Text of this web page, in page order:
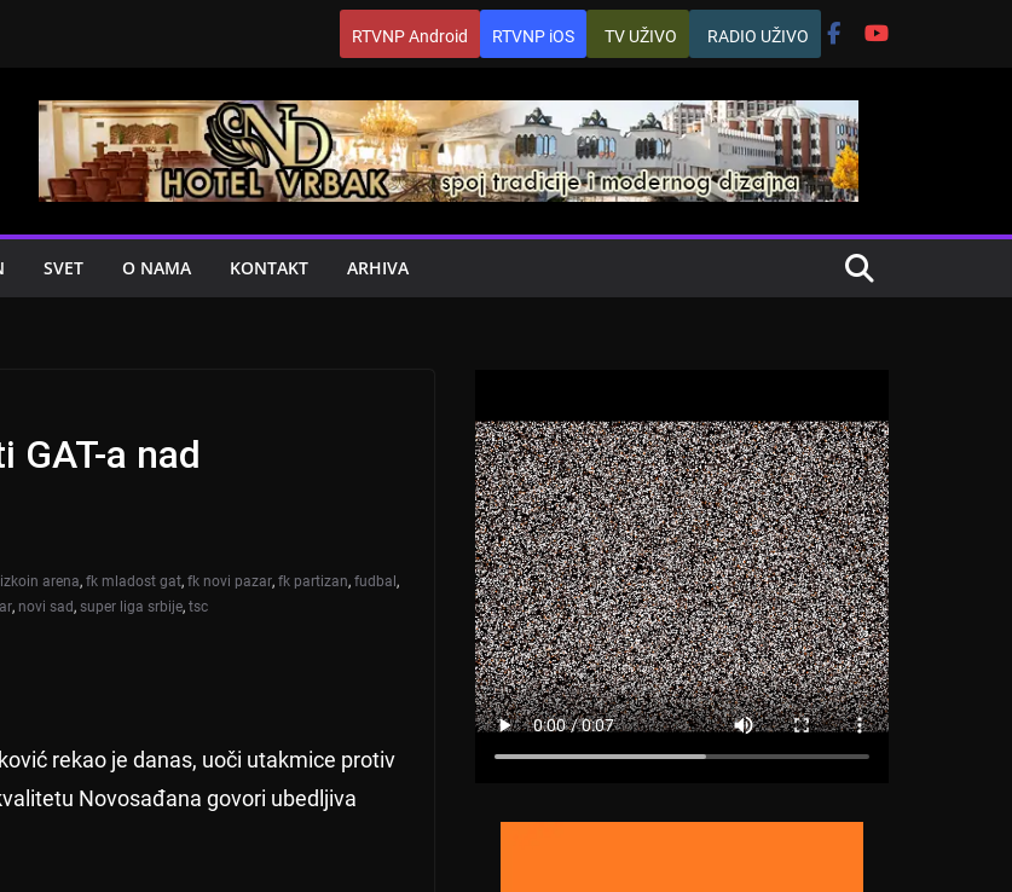
RTVNP Android RTVNP iOS TV UŽIVO RADIO UŽIVO
SVET O NAMA KONTAKT ARHIVA
GAT-a nad
arena, fk mladost gat, fk novi pazar, fk partizan, fudbal ,
, novi sad, super liga srbije, tsc
rekao je danas, uoči utakmice protiv
Novosađana govori ubedljiva